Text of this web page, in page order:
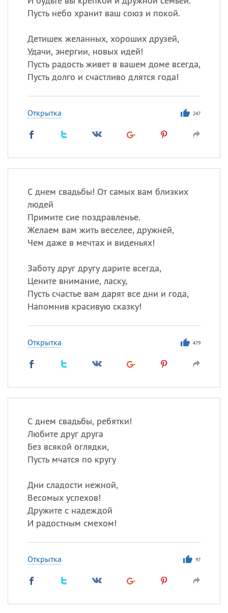
Пусть небо хранит ваш союз и покой.
Детишек желанных, хороших друзей,
Удачи, энергии, новых идей!
Пусть радость живет в вашем доме всегда,
Пусть долго и счастливо длятся года!
Открытка 247
С днем свадьбы! От самых вам близких
людей
Примите сие поздравленье.
Желаем вам жить веселее, дружней,
Чем даже в мечтах и виденьях!
Заботу друг другу дарите всегда,
Цените внимание, ласку,
Пусть счастье вам дарят все дни и года,
Напомнив красивую сказку!
Открытка 479
С днем свадьбы, ребятки!
Любите друг друга
Без всякой оглядки,
Пусть мчатся по кругу
Дни сладости нежной,
Весомых успехов!
Дружите с надеждой
И радостным смехом!
Открытка 97